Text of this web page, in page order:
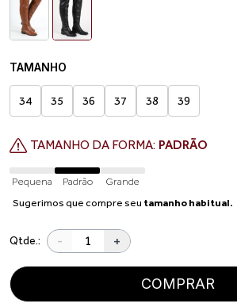
TAMANHO
34 35 36 37 38 39
TAMANHO DA FORMA: PADRÃO
Pequena Padrão
Grande
Sugerimos que compre seu tamanho habitual.
Qtde.: - +
COMPRAR